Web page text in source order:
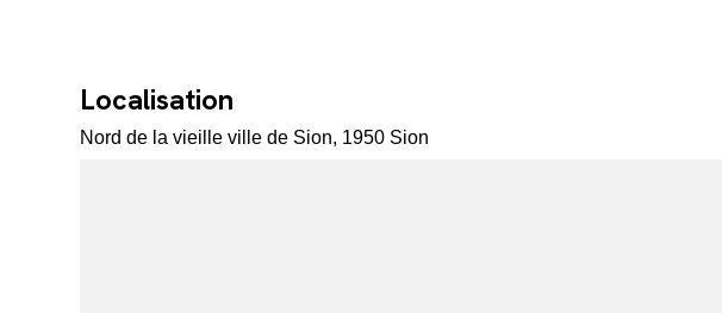
Localisation
Nord de la vieille ville de Sion, 1950 Sion